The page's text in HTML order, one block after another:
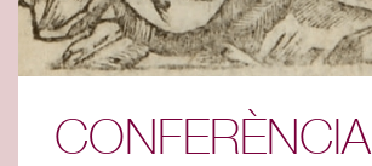
CONFERÈNCIA